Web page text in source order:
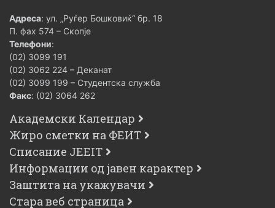
Адреса: ул. „Руѓер Бошковиќ“ бр. 18
П. фах 574 – Скопје
Телефони:
(02) 3099 191
(02) 3062 224 – Деканат
(02) 3099 199 – Студентска служба
Факс: (02) 3064 262
Академски Календар
Жиро сметки на ФЕИТ
Списание JEEIT
Информации од јавен карактер
Заштита на укажувачи
Стара веб страница